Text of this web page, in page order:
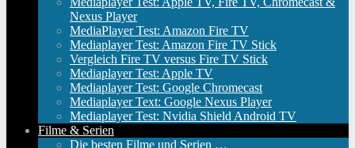
Nexus Player
MediaPlayer Test: Amazon Fire TV
Mediaplayer Test: Amazon Fire TV Stick
Vergleich Fire TV versus Fire TV Stick
Mediaplayer Test: Apple TV
Mediaplayer Test: Google Chromecast
Mediaplayer Text: Google Nexus Player
Mediaplayer Test: Nvidia Shield Android TV
Filme & Serien
Die besten Filme und Serien …